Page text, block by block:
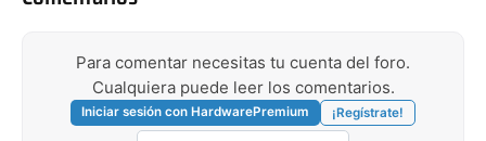
Para comentar necesitas tu cuenta del foro.
Cualquiera puede leer los comentarios.
Iniciar sesión con HardwarePremium ¡Regístrate!